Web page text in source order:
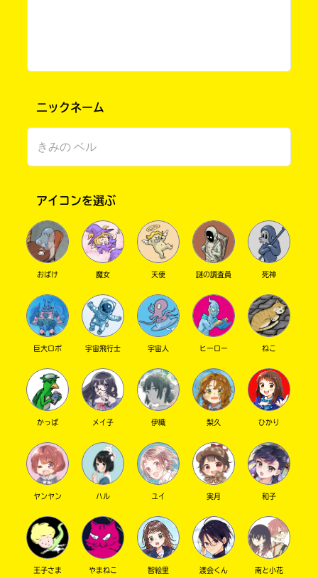
もっと知りたい
ニックネーム
アイコンを選ぶ
おばけ 魔女 天使 謎の調査員 死神
巨大ロボ 宇宙飛行士 宇宙人 ヒーロー ねこ
かっぱ メイ子 伊織 梨久 ひかり
ヤンヤン ハル ユイ 実月 和子
王子さま やまねこ 智絵里 渡会くん 南と小花